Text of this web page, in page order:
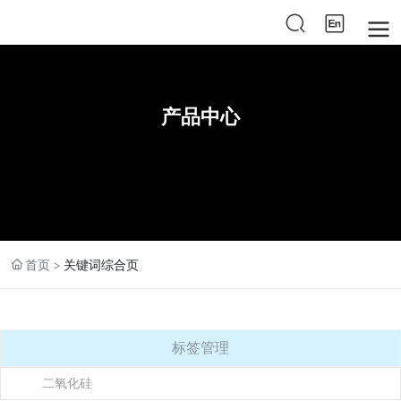
产品中心
首页 关键词综合页
标签管理
二氧化硅